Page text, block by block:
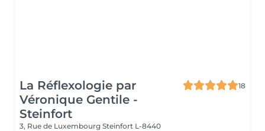
La Réflexologie par
Véronique Gentile -
Steinfort
18
3, Rue de Luxembourg Steinfort L-8440